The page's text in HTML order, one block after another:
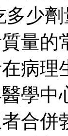
少
量的
病
學
合併